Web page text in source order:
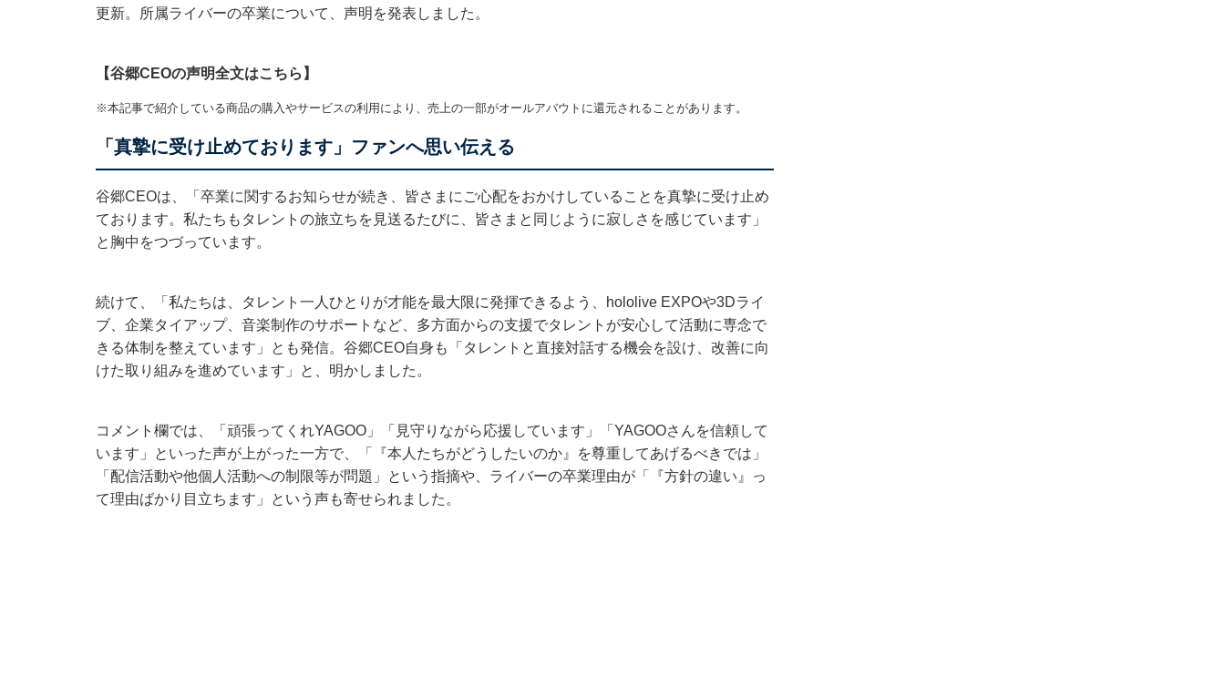
更新。所属ライバーの卒業について、声明を発表しました。
【谷郷CEOの声明全文はこちら 】
※本記事で紹介している商品の購入やサービスの利用により、売上の一部がオールアバウトに還元されることがあります。
「真摯に受け止めております」ファンへ思い伝える
谷郷CEOは、「卒業に関するお知らせが続き、皆さまにご心配をおかけしていることを真摯に受け止め
ております。私たちもタレントの旅立ちを見送るたびに、皆さまと同じように寂しさを感じています」
と胸中をつづっています。
続けて、「私たちは、タレント一人ひとりが才能を最大限に発揮できるよう、hololive EXPOや3Dライ
ブ、企業タイアップ、音楽制作のサポートなど、多方面からの支援でタレントが安心して活動に専念で
きる体制を整えています」とも発信。谷郷CEO自身も「タレントと直接対話する機会を設け、改善に向
けた取り組みを進めています」と、明かしました。
コメント欄では、「頑張ってくれYAGOO」「見守りながら応援しています」「YAGOOさんを信頼して
います」といった声が上がった一方で、「『本人たちがどうしたいのか』を尊重してあげるべきでは」
「配信活動や他個人活動への制限等が問題」という指摘や、ライバーの卒業理由が「『方針の違い』っ
て理由ばかり目立ちます」という声も寄せられました。